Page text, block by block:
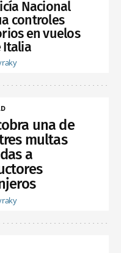
Nacional
controles
en vuelos
Italia
una de
multas
a